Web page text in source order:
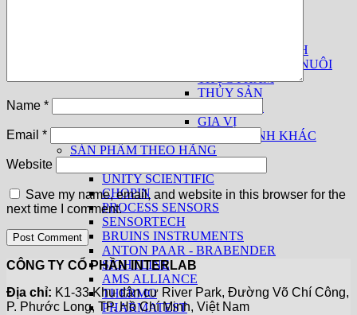
THIẾT BỊ THEO NGÀNH
THỨC ĂN CHĂN NUÔI
THỰC PHẨM
THỦY SẢN
GIA VỊ
CÁC NGÀNH KHÁC
SẢN PHẨM THEO HÃNG
UNITY SCIENTIFIC
CHOPIN
PROCESS SENSORS
SENSORTECH
BRUINS INSTRUMENTS
ANTON PAAR - BRABENDER
SIGHTLINE
AMS ALLIANCE
THERMO
PHARMATEST
Name *
Email *
Website
Save my name, email, and website in this browser for the
next time I comment.
CÔNG TY CỔ PHẦN INTERLAB
Địa chỉ: K1-33 Khu dân cư River Park, Đường Võ Chí Công,
P. Phước Long, TP. Hồ Chí Minh, Việt Nam